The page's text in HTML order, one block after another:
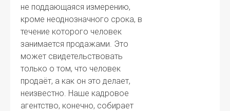
не поддающаяся измерению,
кроме неоднозначного срока, в
течение которого человек
занимается продажами. Это
может свидетельствовать
только о том, что человек
продаёт, а как он это делает,
неизвестно. Наше кадровое
агентство, конечно, собирает